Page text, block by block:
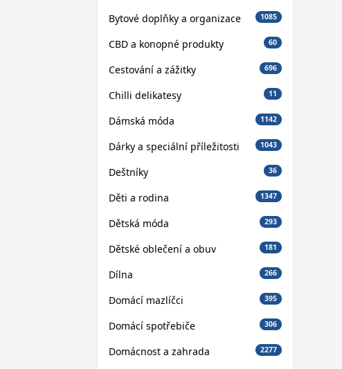
Bytové doplňky a organizace 1085
CBD a konopné produkty 60
Cestování a zážitky 696
Chilli delikatesy 11
Dámská móda 1142
Dárky a speciální příležitosti 1043
Deštníky 36
Děti a rodina 1347
Dětská móda 293
Dětské oblečení a obuv 181
Dílna 266
Domácí mazlíčci 395
Domácí spotřebiče 306
Domácnost a zahrada 2277